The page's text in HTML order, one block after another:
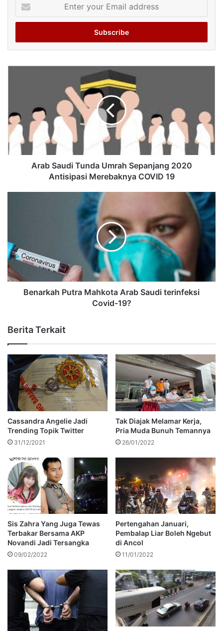
your
Email
Arab Saudi Tunda Umrah Sepanjang 2020
Antisipasi Merebaknya COVID 19
Benarkah Putra Mahkota Arab Saudi terinfeksi
Covid-19?
Berita Terkait
Cassandra Angelie Jadi
Trending Topik Twitter
31/12/2021
Tak Diajak Melamar Kerja,
Pria Muda Bunuh Temannya
26/01/2022
Sis Zahra Yang Juga Tewas
Terbakar Bersama AKP
Novandi Jadi Tersangka
09/02/2022
Pertengahan Januari,
Pembalap Liar Boleh Ngebut
di Ancol
11/01/2022